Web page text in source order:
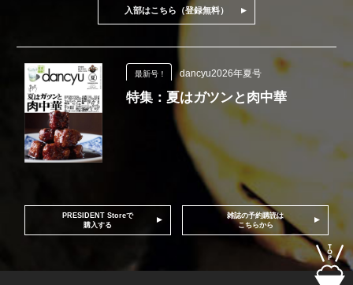
入部はこちら（登録無料）
最新号！ dancyu2026年夏号
特集：夏はガツンと肉中華
PRESIDENT Storeで
購入する
雑誌の予約購読は
こちらから